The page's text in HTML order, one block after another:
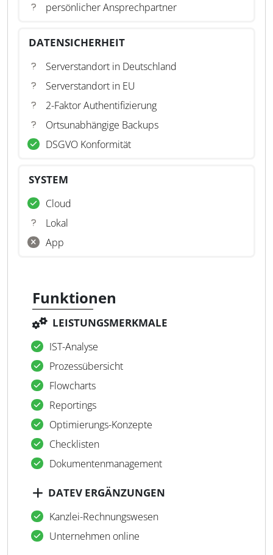
persönlicher Ansprechpartner
DATENSICHERHEIT
Serverstandort in Deutschland
Serverstandort in EU
2-Faktor Authentifizierung
Ortsunabhängige Backups
DSGVO Konformität
SYSTEM
Cloud
Lokal
App
Funktionen
LEISTUNGSMERKMALE
IST-Analyse
Prozessübersicht
Flowcharts
Reportings
Optimierungs-Konzepte
Checklisten
Dokumentenmanagement
DATEV ERGÄNZUNGEN
Kanzlei-Rechnungswesen
Unternehmen online